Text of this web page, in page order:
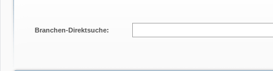
Branchen-Direktsuche: